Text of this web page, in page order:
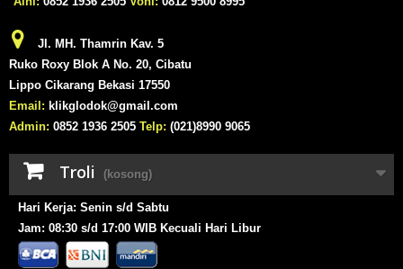
Jl. MH. Thamrin Kav. 5
Ruko Roxy Blok A No. 20, Cibatu
Lippo Cikarang Bekasi 17550
Email: klikglodok@gmail.com
Admin: 0852 1936 2505 Telp: (021)8990 9065
Troli (kosong)
Hari Kerja: Senin s/d Sabtu
Jam: 08:30 s/d 17:00 WIB Kecuali Hari Libur